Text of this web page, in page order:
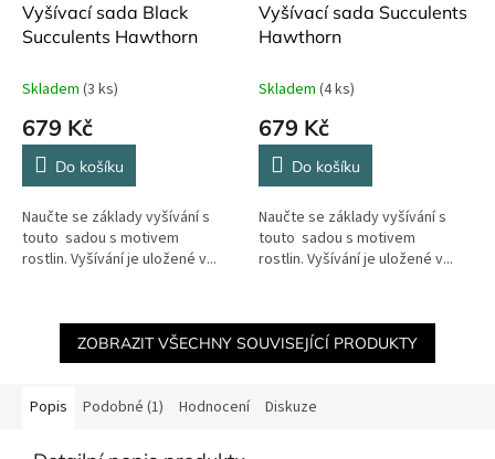
Vyšívací sada Black
Succulents Hawthorn
Skladem (3 ks)
679 Kč
Do košíku
Naučte se základy vyšívání s
touto sadou s motivem
rostlin. Vyšívání je uložené v...
Vyšívací sada Succulents
Hawthorn
Skladem (4 ks)
679 Kč
Do košíku
Naučte se základy vyšívání s
touto sadou s motivem
rostlin. Vyšívání je uložené v...
ZOBRAZIT VŠECHNY SOUVISEJÍCÍ PRODUKTY
Popis Podobné (1) Hodnocení Diskuze